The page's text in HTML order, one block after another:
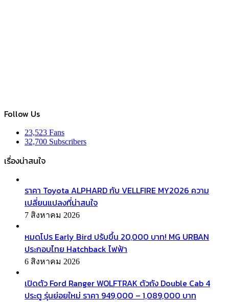
Follow Us
23,523 Fans
32,700 Subscribers
เรื่องน่าสนใจ
ราคา Toyota ALPHARD กับ VELLFIRE MY2026 ความ
เปลี่ยนแปลงที่น่าสนใจ
7 สิงหาคม 2026
หมดโปร Early Bird ปรับขึ้น 20,000 บาท! MG URBAN
ประกอบไทย Hatchback ไฟฟ้า
6 สิงหาคม 2026
เปิดตัว Ford Ranger WOLFTRAK ตัวถัง Double Cab 4
ประตู รุ่นย่อยใหม่ ราคา 949,000 – 1,089,000 บาท